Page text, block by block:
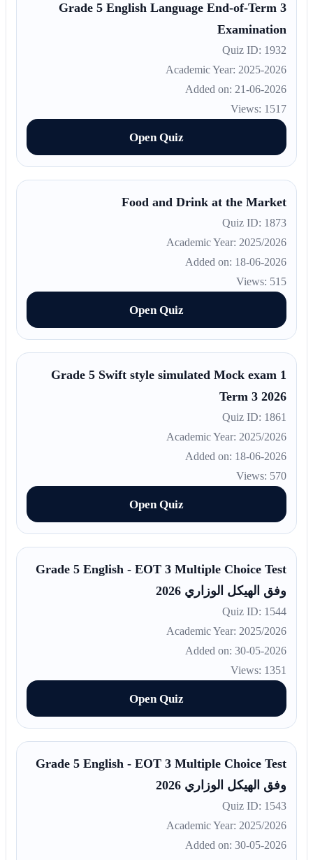
Grade 5 English Language End-of-Term 3
Examination
Quiz ID: 1932
Academic Year: 2025-2026
Added on: 21-06-2026
Views: 1517
Open Quiz
Food and Drink at the Market
Quiz ID: 1873
Academic Year: 2025/2026
Added on: 18-06-2026
Views: 515
Open Quiz
Grade 5 Swift style simulated Mock exam 1
Term 3 2026
Quiz ID: 1861
Academic Year: 2025/2026
Added on: 18-06-2026
Views: 570
Open Quiz
Grade 5 English - EOT 3 Multiple Choice Test
وفق الهيكل الوزاري 2026
Quiz ID: 1544
Academic Year: 2025/2026
Added on: 30-05-2026
Views: 1351
Open Quiz
Grade 5 English - EOT 3 Multiple Choice Test
وفق الهيكل الوزاري 2026
Quiz ID: 1543
Academic Year: 2025/2026
Added on: 30-05-2026